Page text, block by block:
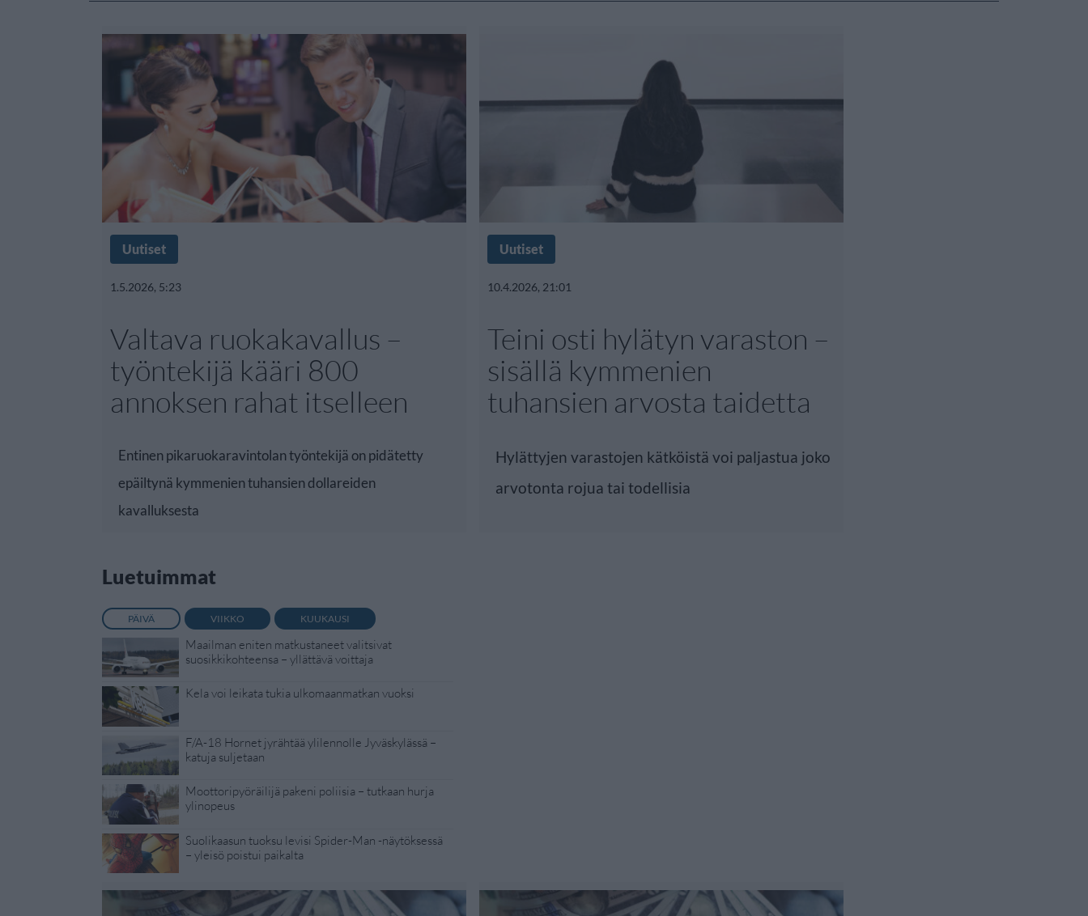
Uutiset
1.5.2026, 5:23
Valtava ruokakavallus –
työntekijä kääri 800
annoksen rahat itselleen
Entinen pikaruokaravintolan työntekijä on pidätetty
epäiltynä kymmenien tuhansien dollareiden
kavalluksesta
Uutiset
10.4.2026, 21:01
Teini osti hylätyn varaston –
sisällä kymmenien
tuhansien arvosta taidetta
Hylättyjen varastojen kätköistä voi paljastua joko
arvotonta rojua tai todellisia
Luetuimmat
PÄIVÄ VIIKKO KUUKAUSI
Maailman eniten matkustaneet valitsivat
suosikkikohteensa – yllättävä voittaja
Kela voi leikata tukia ulkomaanmatkan vuoksi
F/A-18 Hornet jyrähtää ylilennolle Jyväskylässä –
katuja suljetaan
Moottoripyöräilijä pakeni poliisia – tutkaan hurja
ylinopeus
Suolikaasun tuoksu levisi Spider-Man -näytöksessä
– yleisö poistui paikalta